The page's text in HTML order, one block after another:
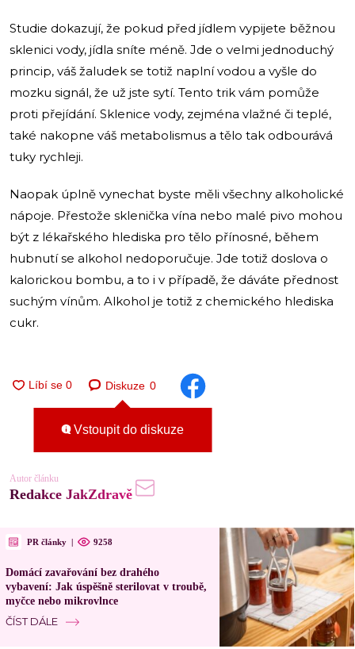
Studie dokazují, že pokud před jídlem vypijete běžnou
sklenici vody, jídla sníte méně. Jde o velmi jednoduchý
princip, váš žaludek se totiž naplní vodou a vyšle do
mozku signál, že už jste sytí. Tento trik vám pomůže
proti přejídání. Sklenice vody, zejména vlažné či teplé,
také nakopne váš metabolismus a tělo tak odbourává
tuky rychleji.
Naopak úplně vynechat byste měli všechny alkoholické
nápoje. Přestože sklenička vína nebo malé pivo mohou
být z lékařského hlediska pro tělo přínosné, během
hubnutí se alkohol nedoporučuje. Jde totiž doslova o
kalorickou bombu, a to i v případě, že dáváte přednost
suchým vínům. Alkohol je totiž z chemického hlediska
cukr.
Diskuze 0
Vstoupit do diskuze
Autor článku
Redakce JakZdravě
PR články | 9258
Domácí zavařování bez drahého
vybavení: Jak úspěšně sterilovat v troubě,
myčce nebo mikrovlnce
ČÍST DÁLE